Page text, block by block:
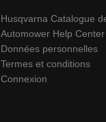
Husqvarna Catalogue
Automower Help Center
Données personnelles
Termes et conditions
Connexion